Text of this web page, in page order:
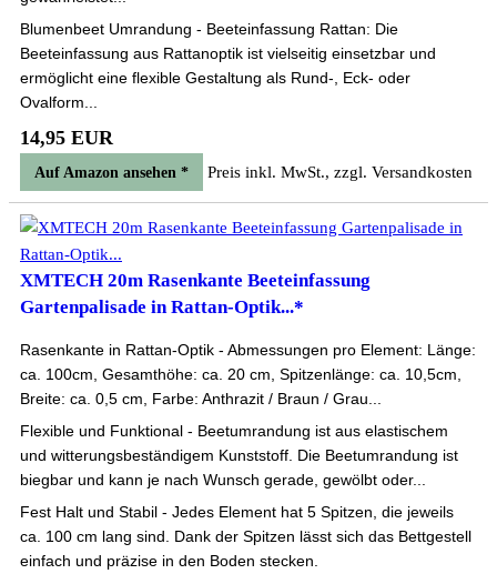
Blumenbeet Umrandung - Beeteinfassung Rattan: Die
Beeteinfassung aus Rattanoptik ist vielseitig einsetzbar und
ermöglicht eine flexible Gestaltung als Rund-, Eck- oder
Ovalform...
14,95 EUR
Auf Amazon ansehen * Preis inkl. MwSt., zzgl. Versandkosten
XMTECH 20m Rasenkante Beeteinfassung
Gartenpalisade in Rattan-Optik...*
Rasenkante in Rattan-Optik - Abmessungen pro Element: Länge:
ca. 100cm, Gesamthöhe: ca. 20 cm, Spitzenlänge: ca. 10,5cm,
Breite: ca. 0,5 cm, Farbe: Anthrazit / Braun / Grau...
Flexible und Funktional - Beetumrandung ist aus elastischem
und witterungsbeständigem Kunststoff. Die Beetumrandung ist
biegbar und kann je nach Wunsch gerade, gewölbt oder...
Fest Halt und Stabil - Jedes Element hat 5 Spitzen, die jeweils
ca. 100 cm lang sind. Dank der Spitzen lässt sich das Bettgestell
einfach und präzise in den Boden stecken.